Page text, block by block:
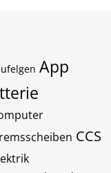
App
CCS